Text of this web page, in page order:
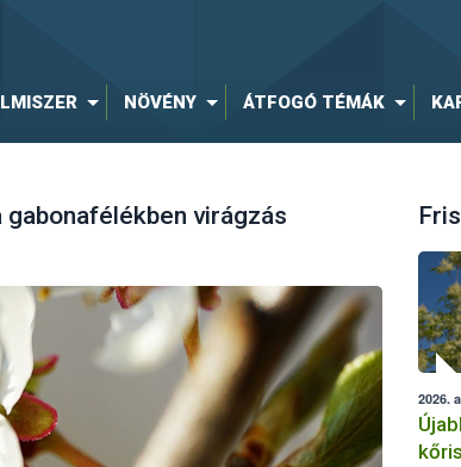
NÖVÉNY ÁTFOGÓ TÉMÁK
virágzás
2026.